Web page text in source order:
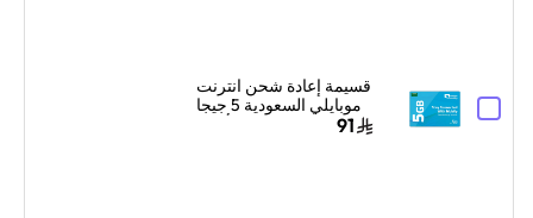
قسيمة إعادة شحن انترنت
موبايلي السعودية 5 جيجا
بايت لمدة شهر واحد أزرق
91